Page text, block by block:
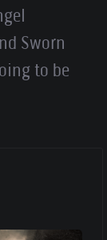
Sworn
to be